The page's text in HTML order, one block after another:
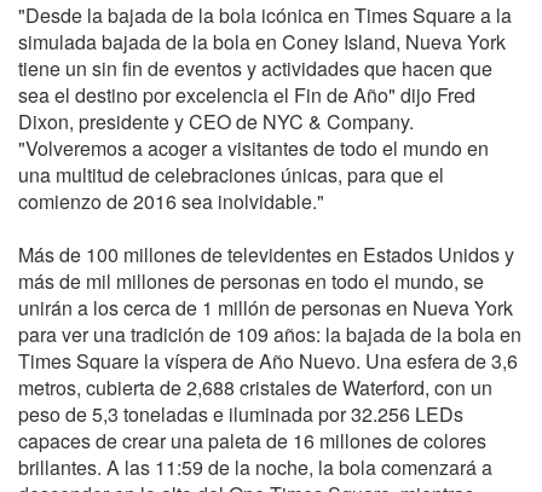
"Desde la bajada de la bola icónica en Times Square a la
simulada bajada de la bola en Coney Island, Nueva York
tiene un sin fin de eventos y actividades que hacen que
sea el destino por excelencia el Fin de Año" dijo Fred
Dixon, presidente y CEO de NYC & Company.
"Volveremos a acoger a visitantes de todo el mundo en
una multitud de celebraciones únicas, para que el
comienzo de 2016 sea inolvidable."
Más de 100 millones de televidentes en Estados Unidos y
más de mil millones de personas en todo el mundo, se
unirán a los cerca de 1 millón de personas en Nueva York
para ver una tradición de 109 años: la bajada de la bola en
Times Square la víspera de Año Nuevo. Una esfera de 3,6
metros, cubierta de 2,688 cristales de Waterford, con un
peso de 5,3 toneladas e iluminada por 32.256 LEDs
capaces de crear una paleta de 16 millones de colores
brillantes. A las 11:59 de la noche, la bola comenzará a